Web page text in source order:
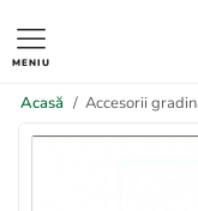
MENIU
Acasă / Accesorii